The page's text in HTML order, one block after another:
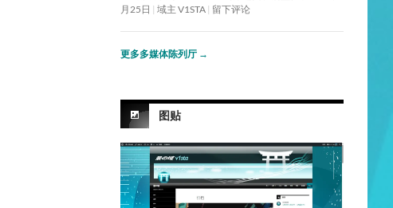
月25日
域主 V1STA 留下评论
更多多媒体陈列厅 →
图贴